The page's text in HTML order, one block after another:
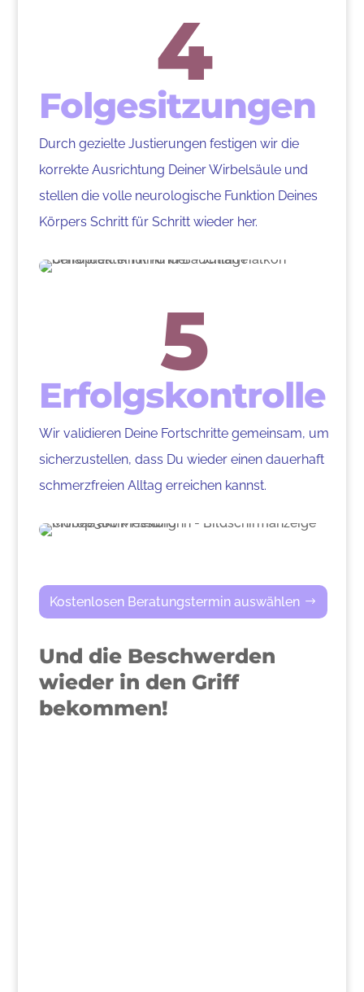
4
Folgesitzungen
Durch gezielte Justierungen festigen wir die
korrekte Ausrichtung Deiner Wirbelsäule und
stellen die volle neurologische Funktion Deines
Körpers Schritt für Schritt wieder her.
5
Erfolgskontrolle
Wir validieren Deine Fortschritte gemeinsam, um
sicherzustellen, dass Du wieder einen dauerhaft
schmerzfreien Alltag erreichen kannst.
Kostenlosen Beratungstermin auswählen
Und die Beschwerden
wieder in den Griff
bekommen!